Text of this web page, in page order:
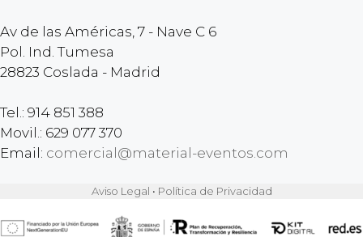
Av de las Américas, 7 - Nave C 6
Pol. Ind. Tumesa
28823 Coslada - Madrid
Tel.: 914 851 388
Movil.: 629 077 370
Email: comercial@material-eventos.com
Aviso Legal • Política de Privacidad
Artículo añadido al carrito.